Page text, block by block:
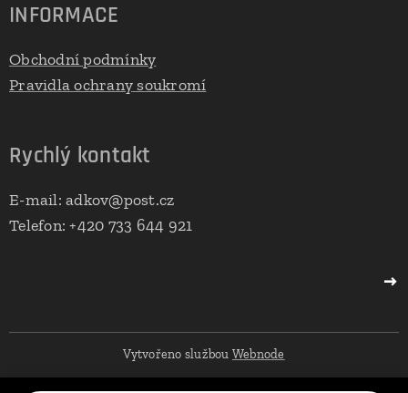
INFORMACE
Obchodní podmínky
Pravidla ochrany soukromí
Rychlý kontakt
E-mail: adkov@post.cz
Telefon: +420 733 644 921
Vytvořeno službou Webnode